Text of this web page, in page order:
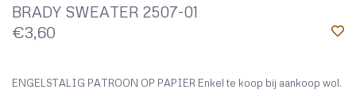
BRADY SWEATER 2507-01
€3,60
ENGELSTALIG PATROON OP PAPIER Enkel te koop bij aankoop wol.